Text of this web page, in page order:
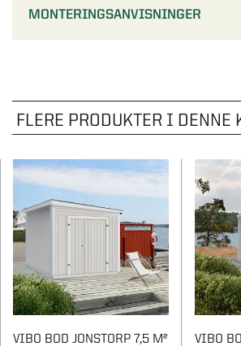
MONTERINGSANVISNINGER
FLERE PRODUKTER I DENNE
VIBO BOD JONSTORP 7,5 M² VIBO